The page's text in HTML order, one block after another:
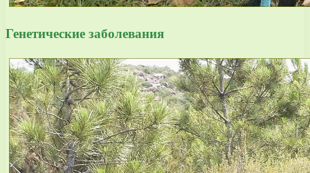
Генетические заболевания